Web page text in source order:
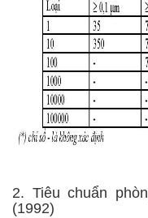
2. Tiêu chuẩn
(1992)